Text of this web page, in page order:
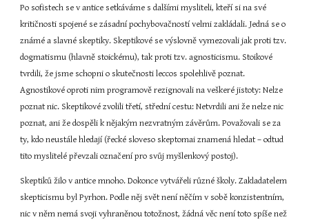
Po sofistech se v antice setkáváme s dalšími mysliteli, kteří si na své
kritičnosti spojené se zásadní pochybovačností velmi zakládali. Jedná se o
známé a slavné skeptiky. Skeptikové se výslovně vymezovali jak proti tzv.
dogmatismu (hlavně stoickému), tak proti tzv. agnosticismu. Stoikové
tvrdili, že jsme schopni o skutečnosti leccos spolehlivě poznat.
Agnostikové oproti nim programově rezignovali na veškeré jistoty: Nelze
poznat nic. Skeptikové zvolili třetí, střední cestu: Netvrdili ani že nelze nic
poznat, ani že dospěli k nějakým nezvratným závěrům. Považovali se za
ty, kdo neustále hledají (řecké sloveso skeptomai znamená hledat – odtud
tito myslitelé převzali označení pro svůj myšlenkový postoj).
Skeptiků žilo v antice mnoho. Dokonce vytvářeli různé školy. Zakladatelem
skepticismu byl Pyrhon. Podle něj svět není něčím v sobě konzistentním,
nic v něm nemá svoji vyhraněnou totožnost, žádná věc není toto spíše než